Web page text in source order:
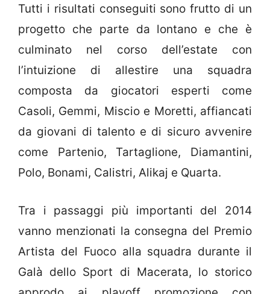
Tutti i risultati conseguiti sono frutto di un
progetto che parte da lontano e che è
culminato nel corso dell’estate con
l’intuizione di allestire una squadra
composta da giocatori esperti come
Casoli, Gemmi, Miscio e Moretti, affiancati
da giovani di talento e di sicuro avvenire
come Partenio, Tartaglione, Diamantini,
Polo, Bonami, Calistri, Alikaj e Quarta.
Tra i passaggi più importanti del 2014
vanno menzionati la consegna del Premio
Artista del Fuoco alla squadra durante il
Galà dello Sport di Macerata, lo storico